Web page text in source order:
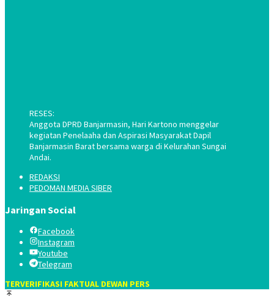
RESES:
Anggota DPRD Banjarmasin, Hari Kartono menggelar
kegiatan Penelaaha dan Aspirasi Masyarakat Dapil
Banjarmasin Barat bersama warga di Kelurahan Sungai
Andai.
REDAKSI
PEDOMAN MEDIA SIBER
Jaringan Social
Facebook
Instagram
Youtube
Telegram
TERVERIFIKASI FAKTUAL DEWAN PERS